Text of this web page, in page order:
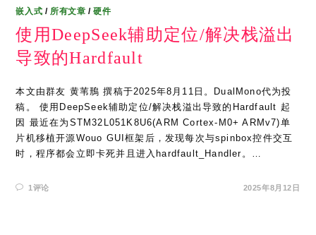
嵌入式 / 所有文章 /硬件
使用DeepSeek辅助定位/解决栈溢出
导致的Hardfault
本文由群友 黄苇鳽 撰稿于2025年8月11日。DualMono代为投
稿。 使用DeepSeek辅助定位/解决栈溢出导致的Hardfault 起
因 最近在为STM32L051K8U6(ARM Cortex-M0+ ARMv7)单
片机移植开源Wouo GUI框架后，发现每次与spinbox控件交互
时，程序都会立即卡死并且进入hardfault_Handler。…
1评论 2025年8月12日